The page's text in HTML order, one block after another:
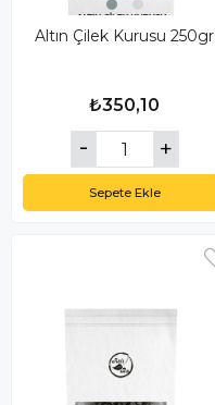
Altın Çilek Kurusu 250gr
₺350,10
Sepete Ekle